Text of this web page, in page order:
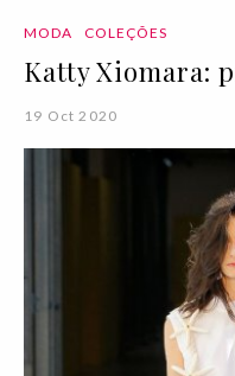
MODA COLEÇÕES
Katty Xiomara:
19 Oct 2020